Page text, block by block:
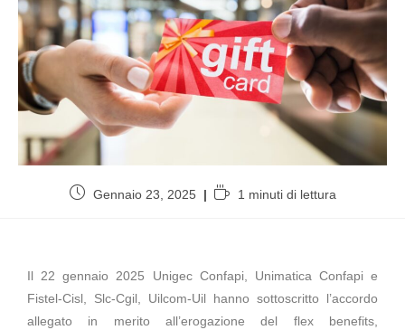
Gennaio 23, 2025 1 minuti di lettura
Il 22 gennaio 2025 Unigec Confapi, Unimatica Confapi e
Fistel-Cisl, Slc-Cgil, Uilcom-Uil hanno sottoscritto l’accordo
allegato in merito all’erogazione del flex benefits,